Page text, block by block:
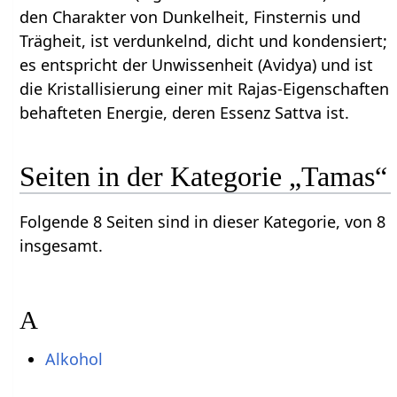
den Charakter von Dunkelheit, Finsternis und
Trägheit, ist verdunkelnd, dicht und kondensiert;
es entspricht der Unwissenheit (Avidya) und ist
die Kristallisierung einer mit Rajas-Eigenschaften
behafteten Energie, deren Essenz Sattva ist.
Seiten in der Kategorie „Tamas“
Folgende 8 Seiten sind in dieser Kategorie, von 8
insgesamt.
A
Alkohol